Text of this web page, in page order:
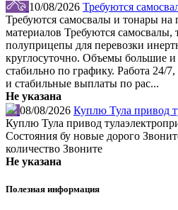
10/08/2026 Требуются
Требуются самосвалы и тонары на
материалов Требуются
полуприцепы для перевозки
круглосуточно. Объемы большие
стабильно по графику. Работа 24/
и стабильные выплаты по рас...
Не указана
08/08/2026 Куплю Тула привод
Куплю Тула привод
Состояния бу новые дорого
количество Звоните
Не указана
Полезная информация